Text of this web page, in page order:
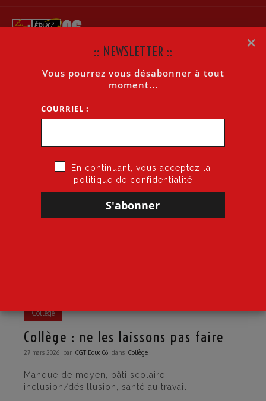
Accueil»2nd Degré»
Collège
Collège : ne les laissons pas faire
27 mars 2026 par CGT·Educ 06 dans Collège
Manque de moyen, bâti scolaire,
inclusion/désillusion, santé au travail.
×
:: NEWSLETTER ::
Vous pourrez vous désabonner à tout
moment...
COURRIEL :
En continuant, vous acceptez la
politique de confidentialité